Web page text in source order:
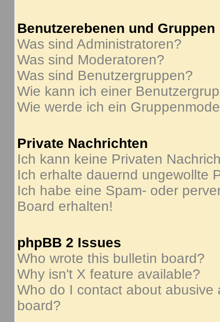
Benutzerebenen und Gruppen
Was sind Administratoren?
Was sind Moderatoren?
Was sind Benutzergruppen?
Wie kann ich einer
Wie werde ich ein
Private Nachrichten
Ich kann keine Privaten
Ich erhalte dauernd ungewollte
Ich habe eine Spam- oder
Board erhalten!
phpBB 2 Issues
Who wrote this bulletin board?
Why isn't X feature available?
Who do I contact about
board?